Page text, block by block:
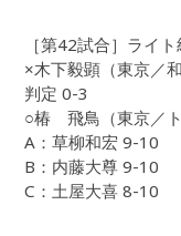
［第42試合］ライ
×木下毅顕（東京／
判定 0-3
○椿 飛鳥（東京／ト
A：草柳和宏 9-10
B：内藤大尊 9-10
C：土屋大喜 8-10